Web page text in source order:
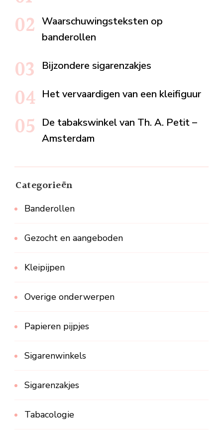
Waarschuwingsteksten op
banderollen
Bijzondere sigarenzakjes
Het vervaardigen van een kleifiguur
De tabakswinkel van Th. A. Petit –
Amsterdam
Categorieën
Banderollen
Gezocht en aangeboden
Kleipijpen
Overige onderwerpen
Papieren pijpjes
Sigarenwinkels
Sigarenzakjes
Tabacologie